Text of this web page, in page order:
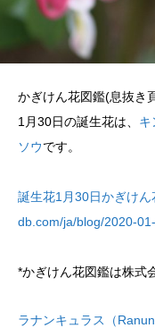
かぎけん花図鑑(息抜き
1月30日の誕生花は、 キ
ソウです。
誕生花1月30日かぎけ
db.com/ja/blog/2020-
*かぎけん花図鑑は株式
ラナンキュラス（